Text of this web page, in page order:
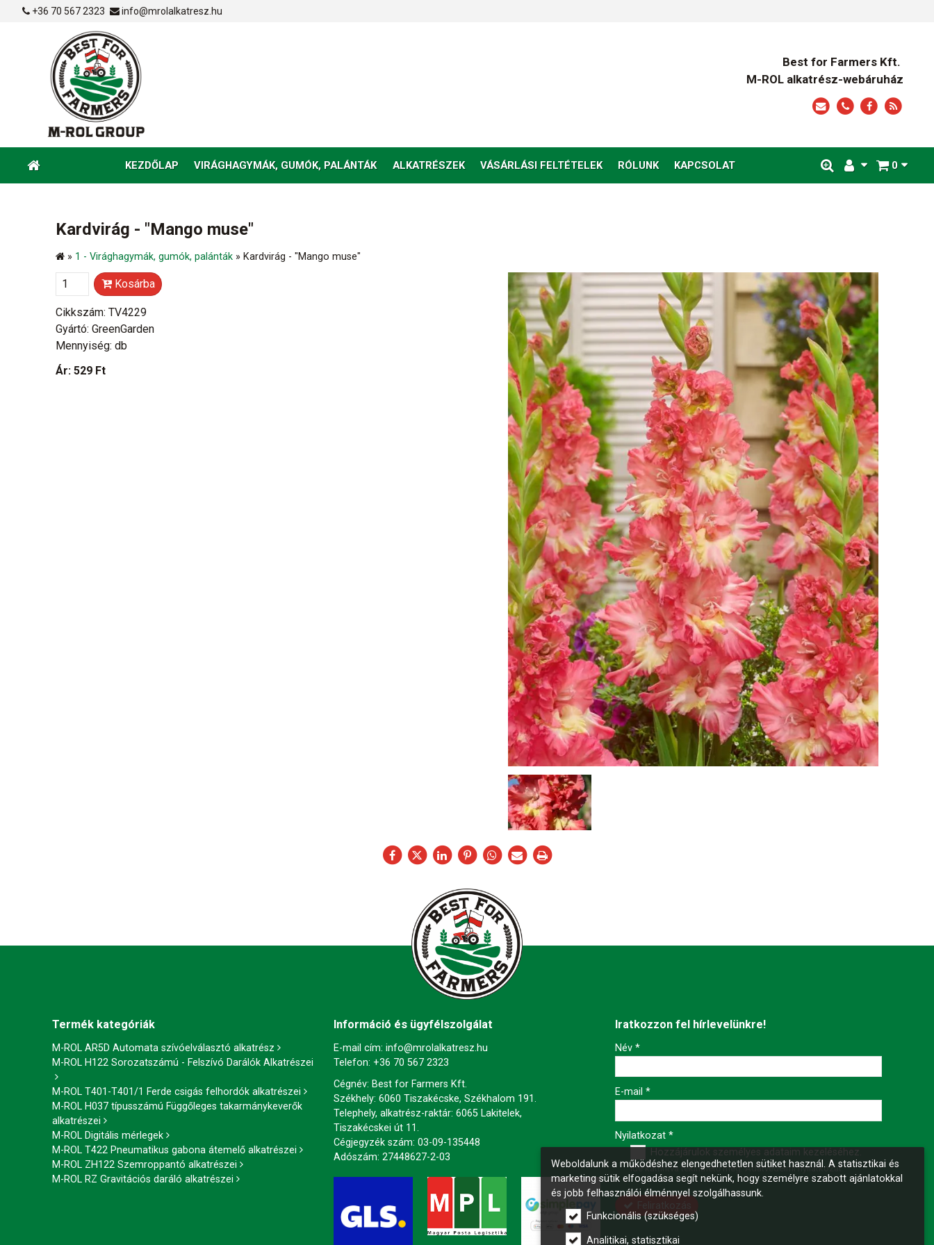
+36 70 567 2323 info@mrolalkatresz.hu
Best for Farmers Kft.
M-ROL alkatrész-webáruház
0
KEZDŐLAP VIRÁGHAGYMÁK, GUMÓK, PALÁNTÁK ALKATRÉSZEK VÁSÁRLÁSI FELTÉTELEK RÓLUNK KAPCSOLAT
Kardvirág - "Mango muse"
» 1 - Virághagymák, gumók, palánták » Kardvirág - "Mango muse"
Kosárba
Cikkszám: TV4229
Gyártó: GreenGarden
Mennyiség: db
Ár: 529 Ft
Termék kategóriák
M-ROL AR5D Automata szívóelválasztó alkatrész
M-ROL H122 Sorozatszámú - Felszívó Darálók Alkatrészei
M-ROL T401-T401/1 Ferde csigás felhordók alkatrészei
M-ROL H037 típusszámú Függőleges takarmánykeverők
alkatrészei
M-ROL Digitális mérlegek
M-ROL T422 Pneumatikus gabona átemelő alkatrészei
M-ROL ZH122 Szemroppantó alkatrészei
M-ROL RZ Gravitációs daráló alkatrészei
Információ és ügyfélszolgálat
E-mail cím:info@mrolalkatresz.hu
Telefon: +36 70 567 2323
Cégnév: Best for Farmers Kft.
Székhely: 6060 Tiszakécske, Székhalom 191.
Telephely, alkatrész-raktár: 6065 Lakitelek,
Tiszakécskei út 11.
Cégjegyzék szám: 03-09-135448
Adószám: 27448627-2-03
Iratkozzon fel hírlevelünkre!
-
-
-
-
Név*
E-mail*
Nyilatkozat*
Hozzájárulok személyes adataim kezeléséhez.
Ide kattintva tekinthető meg:Adatvédelmi nyilatkozat.
Weboldalunk a működéshez elengedhetetlen sütiket használ. A statisztikai és
marketing sütik elfogadása segít nekünk, hogy személyre szabott ajánlatokkal
és jobb felhasználói élménnyel szolgálhassunk.
Funkcionális (szükséges)
Analitikai, statisztikai